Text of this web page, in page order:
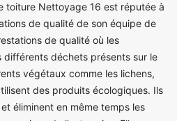
toiture Nettoyage 16 est réputée à
de qualité de son équipe de
de qualité où les
différents déchets présents sur le
végétaux comme les lichens,
des produits écologiques. Ils
éliminent en même temps les